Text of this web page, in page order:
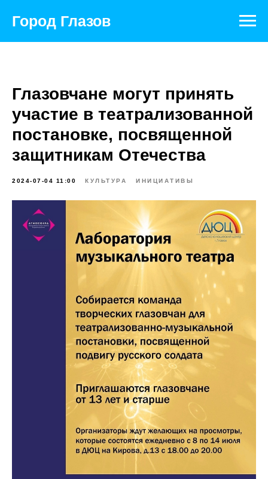
Город Глазов
Глазовчане могут принять
участие в театрализованной
постановке, посвященной
защитникам Отечества
2024-07-04 11:00 КУЛЬТУРА ИНИЦИАТИВЫ